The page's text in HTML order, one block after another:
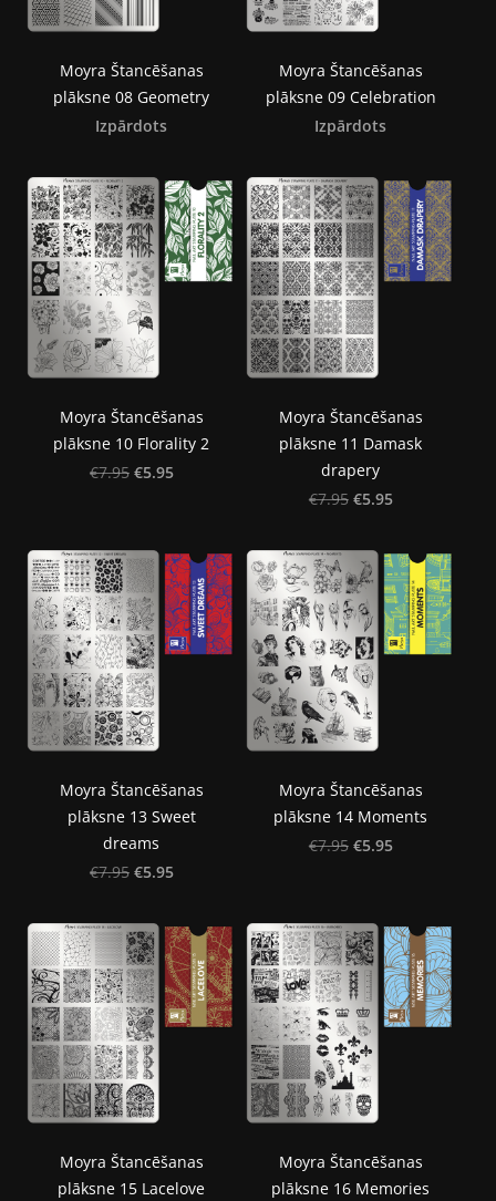
Moyra Štancēšanas
plāksne 08 Geometry
Izpārdots
Moyra Štancēšanas
plāksne 09 Celebration
Izpārdots
Moyra Štancēšanas
plāksne 10 Florality 2
€7.95 €5.95
Moyra Štancēšanas
plāksne 11 Damask
drapery
€7.95 €5.95
Moyra Štancēšanas
plāksne 13 Sweet
dreams
€7.95 €5.95
Moyra Štancēšanas
plāksne 14 Moments
€7.95 €5.95
Moyra Štancēšanas
plāksne 15 Lacelove
Moyra Štancēšanas
plāksne 16 Memories